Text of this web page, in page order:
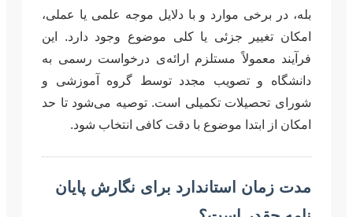
بله، در برخی موارد و با دلایل موجه علمی یا عملی،
امکان تغییر جزئی یا کلی موضوع وجود دارد. این
فرآیند معمولاً مستلزم ارائه‌ی درخواست رسمی به
دانشگاه و تصویب مجدد توسط گروه آموزشی و
شورای تحصیلات تکمیلی است. توصیه می‌شود تا حد
امکان از ابتدا موضوع با دقت کافی انتخاب شود.
مدت زمان استاندارد برای نگارش پایان